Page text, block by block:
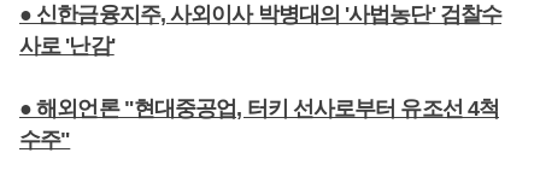
● 신한금융지주, 사외이사 박병대의 '사법농단' 검찰수
사로 '난감'
● 해외언론 "현대중공업, 터키 선사로부터 유조선 4척
수주"